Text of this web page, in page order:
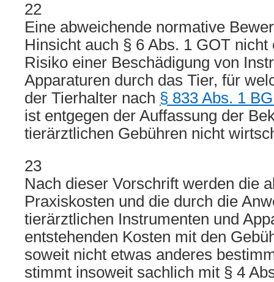
22
Eine abweichende normative
Hinsicht auch § 6 Abs. 1 GOT
Risiko einer Beschädigung von
Apparaturen durch das Tier, für
der Tierhalter nach § 833 Abs. 1
ist entgegen der Auffassung der
tierärztlichen Gebühren nicht
23
Nach dieser Vorschrift werden die
Praxiskosten und die durch die
tierärztlichen Instrumenten und
entstehenden Kosten mit den
soweit nicht etwas anderes
stimmt insoweit sachlich mit § 4